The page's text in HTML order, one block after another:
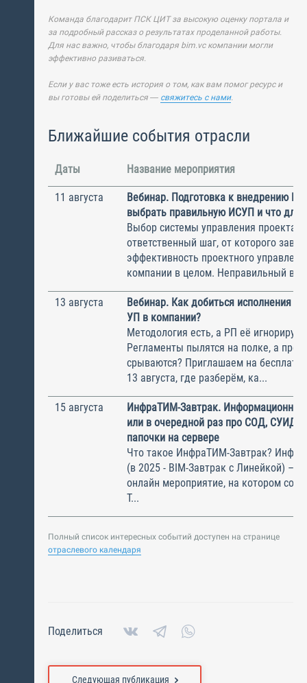
Команда благодарит ПСК ЦИТ за высокую оценку портала и
за подробный рассказ о результатах проделанной работы.
Для нас важно, чтобы благодаря bim.vc компании могли
эффективно разиваться.
Если у вас тоже есть история о том, как вам помог ресурс и
вы готовы ей поделиться — свяжитесь с нами.
Ближайшие события отрасли
Даты Название мероприятия
11 августа
Вебинар. Подготовка к внедрению
выбрать правильную ИСУП и что для
Выбор системы управления
ответственный шаг, от которого
эффективность проектного
компании в целом. Неправильный
13 августа
Вебинар. Как добиться исполнения
УП в компании?
Методология есть, а РП её
Регламенты пылятся на полке, а
срываются? Приглашаем на
13 августа, где разберём, ка...
15 августа
ИнфраТИМ-Завтрак.
или в очередной раз про СОД, СУИД и
папочки на сервере
Что такое ИнфраТИМ-Завтрак?
(в 2025 - BIM-Завтрак с Линейкой) –
онлайн мероприятие, на котором
Т...
Полный список интересных событий доступен на странице
отраслевого календаря
Поделиться
Следующая публикация